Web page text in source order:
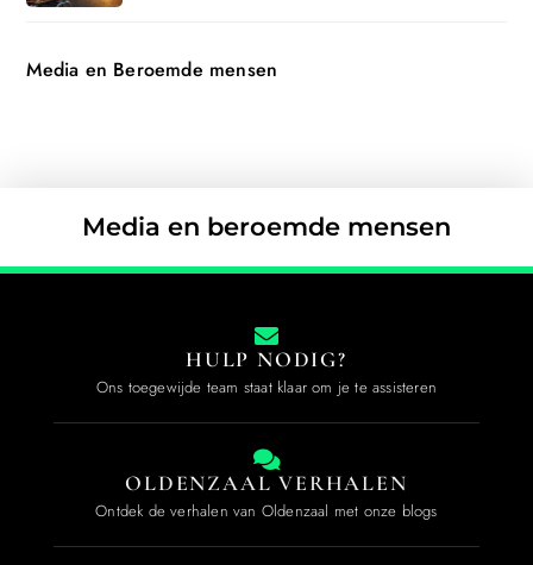
Media en Beroemde mensen
Media en beroemde mensen
HULP NODIG?
Ons toegewijde team staat klaar om je te assisteren
OLDENZAAL VERHALEN
Ontdek de verhalen van Oldenzaal met onze blogs